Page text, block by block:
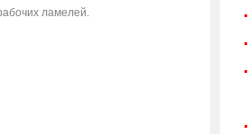
ламелей.